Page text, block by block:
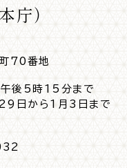
庁）
70番地
後5時15分まで
日から1月3日まで